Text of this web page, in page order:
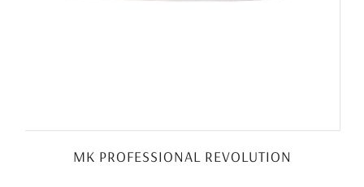
MK PROFESSIONAL REVOLUTION